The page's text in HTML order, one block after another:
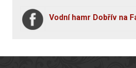
Vodní hamr Dobřív na